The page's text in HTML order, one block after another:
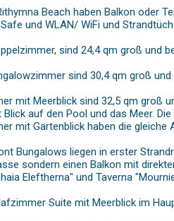
Beach haben Balkon oder
und WLAN/ WiFi und
sind 24,4 qm groß und
sind 30,4 qm groß
mit Meerblick sind 32,5 qm groß
auf den Pool und das Meer.
mit Gartenblick haben die
Bungalows liegen in erster
sondern einen Balkon mit
Eleftherna" und Taverna
Suite mit Meerblick im